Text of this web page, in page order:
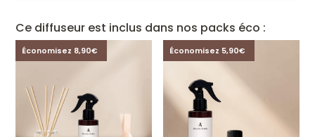
Ce diffuseur est inclus dans nos packs éco :
Économisez 8,90€ Économisez 5,90€